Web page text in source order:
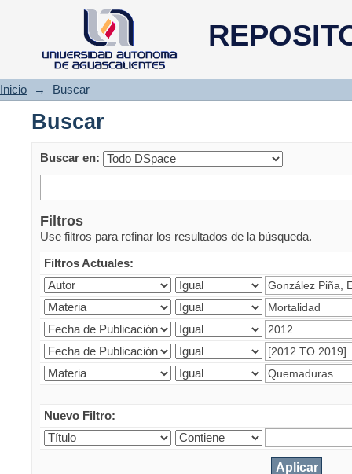
Buscar
Inicio → Buscar
Buscar
Buscar en:
Filtros
Use filtros para refinar los resultados de la búsqueda.
Filtros Actuales:
Nuevo Filtro: